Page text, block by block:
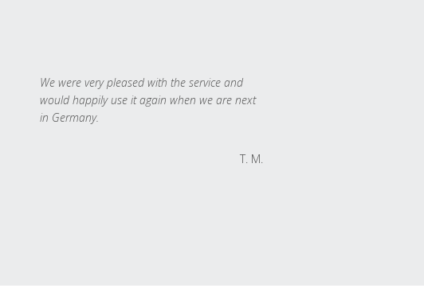
We were very pleased with the service and
would happily use it again when we are next
in Germany.
T. M.